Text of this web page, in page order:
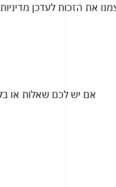
את הזכות לעדכן
אם יש לכם שאלות או